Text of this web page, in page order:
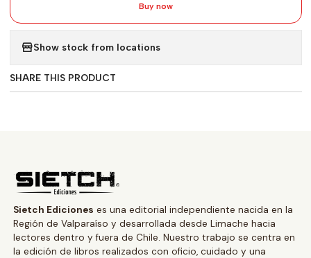
Buy now
Show stock from locations
SHARE THIS PRODUCT
Sietch Ediciones es una editorial independiente nacida en la
Región de Valparaíso y desarrollada desde Limache hacia
lectores dentro y fuera de Chile. Nuestro trabajo se centra en
la edición de libros realizados con oficio, cuidado y una